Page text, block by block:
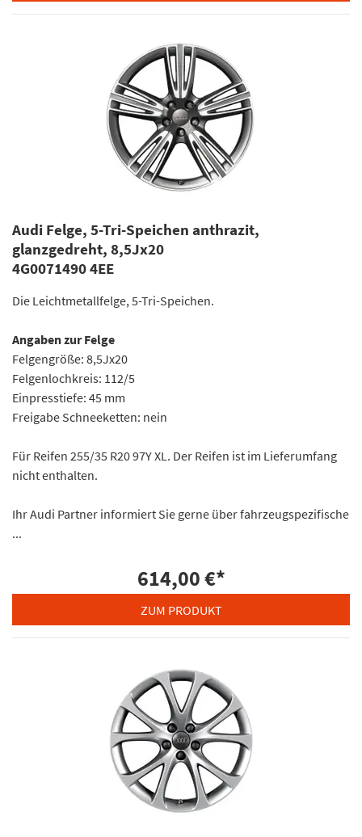
Audi Felge, 5-Tri-Speichen anthrazit,
glanzgedreht, 8,5Jx20
4G0071490 4EE
Die Leichtmetallfelge, 5-Tri-Speichen.
Angaben zur Felge
Felgengröße: 8,5Jx20
Felgenlochkreis: 112/5
Einpresstiefe: 45 mm
Freigabe Schneeketten: nein
Für Reifen 255/35 R20 97Y XL. Der Reifen ist im Lieferumfang
nicht enthalten.
Ihr Audi Partner informiert Sie gerne über fahrzeugspezifische
...
614,00 €*
ZUM PRODUKT